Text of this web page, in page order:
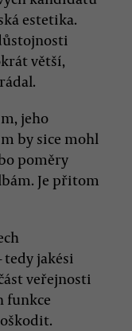
estetika.
větší,
jeho
by sice mohl
poměry
Je přitom
jakési
veřejnosti
funkce